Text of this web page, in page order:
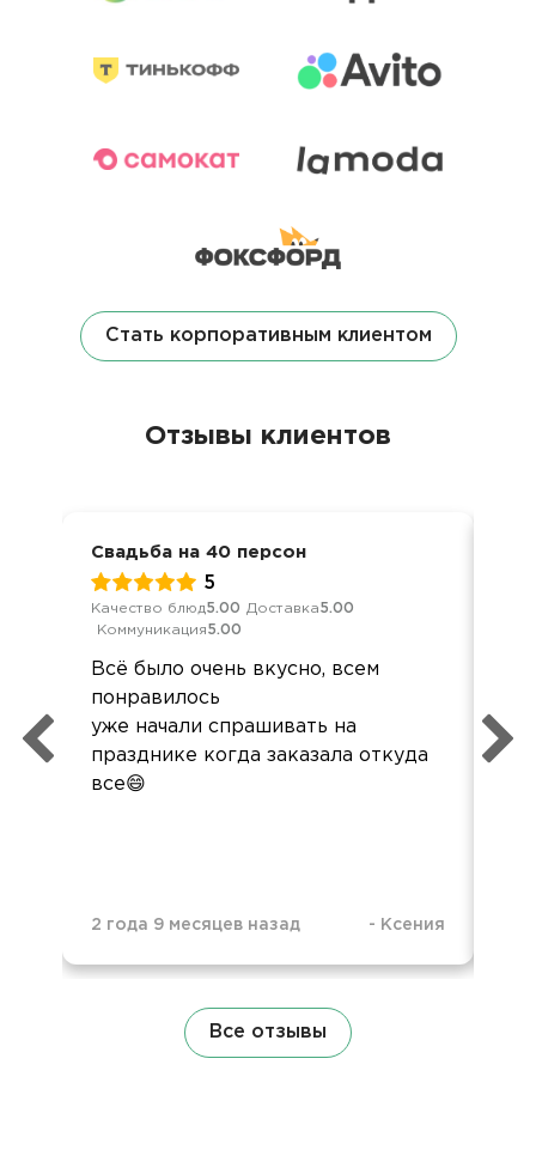
Стать корпоративным клиентом
Отзывы клиентов
Свадьба на 40 персон
5
Качество блюд5.00 Доставка5.00
Коммуникация5.00
Всё было очень вкусно, всем
понравилось
уже начали спрашивать на
празднике когда заказала откуда
все😄
2 года 9 месяцев назад - Ксения
Все отзывы